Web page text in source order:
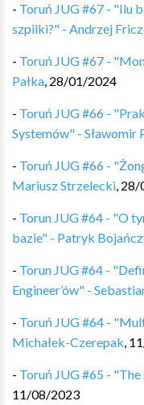
- Toruń JUG #67 - "Ilu
szpilki?" - Andrzej
- Toruń JUG #67 -
Pałka, 28/01/2024
- Toruń JUG #66 -
Systemów" - Sławomir
- Toruń JUG #66 -
Mariusz Strzelecki, 28/
- Torun JUG #64 - "O
bazie" - Patryk
- Torun JUG #64 -
Engineer’ów" -
- Toruń JUG #64 -
Michałek-Czerepak,
- Toruń JUG #65 -
11/08/2023